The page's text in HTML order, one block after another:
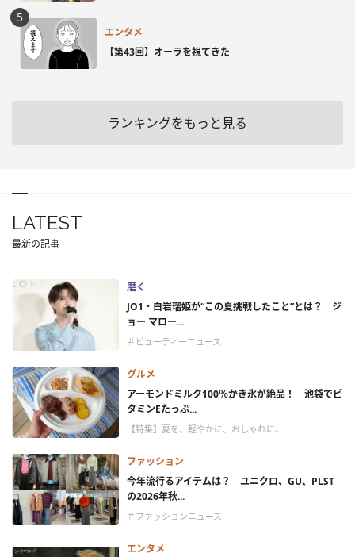
エンタメ
【第43回】オーラを視てきた
ランキングをもっと見る
LATEST
最新の記事
磨く
JO1・白岩瑠姫が“この夏挑戦したこと”とは？ ジ
ョー マロー...
＃ビューティーニュース
グルメ
アーモンドミルク100％かき氷が絶品！ 池袋でビ
タミンEたっぷ...
【特集】夏を、軽やかに、おしゃれに。
ファッション
今年流行るアイテムは？ ユニクロ、GU、PLST
の2026年秋...
＃ファッションニュース
エンタメ